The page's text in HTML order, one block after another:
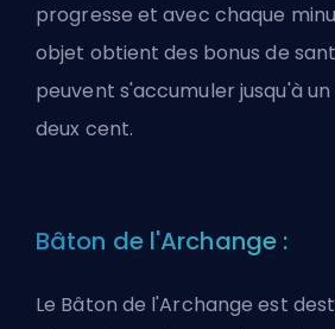
progresse et avec chaque
objet obtient des bonus de
peuvent s'accumuler jusqu'à
deux cent.
Bâton de l'Archange :
Le Bâton de l'Archange est